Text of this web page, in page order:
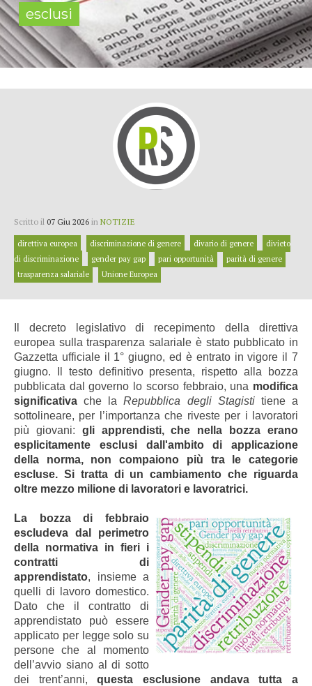
esclusi
Scritto il 07 Giu 2026 in NOTIZIE
direttiva europea discriminazione di genere divario di genere
divieto
di discriminazione
gender pay gap pari opportunità
parità di genere
trasparenza salariale
Unione Europea
Il decreto legislativo di recepimento della direttiva
europea sulla trasparenza salariale è stato pubblicato in
Gazzetta ufficiale il 1° giugno, ed è entrato in vigore il 7
giugno. Il testo definitivo presenta, rispetto alla bozza
pubblicata dal governo lo scorso febbraio, una modifica
significativa che laRepubblica degli Stagistitiene a
sottolineare, per l’importanza che riveste per i lavoratori
più giovani: gli apprendisti, che nella bozza erano
esplicitamente esclusi dall'ambito di applicazione
della norma, non compaiono più tra le categorie
escluse. Si tratta di un cambiamento che riguarda
oltre mezzo milione di lavoratori e lavoratrici.
La bozza di febbraio
escludeva dal perimetro
della normativa in fieri i
contratti di
apprendistato, insieme a
quelli di lavoro domestico.
Dato che il contratto di
apprendistato può essere
applicato per legge solo su
persone che al momento
dell’avvio siano al di sotto
dei trent’anni,questa esclusione andava tutta a